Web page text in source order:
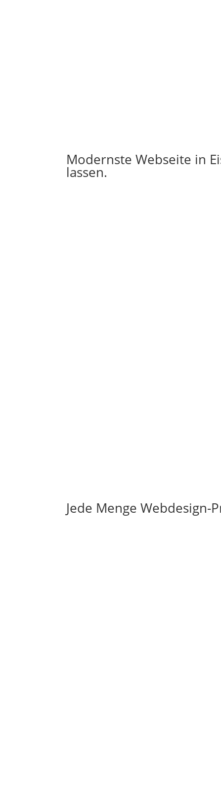
Modernste Webseite in
lassen.
Jede Menge Webdesign-